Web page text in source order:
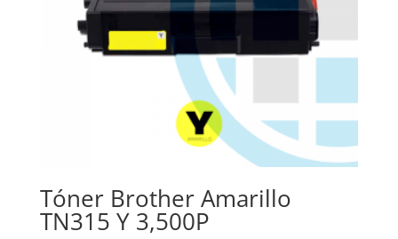
Tóner Brother Amarillo
TN315 Y 3,500P